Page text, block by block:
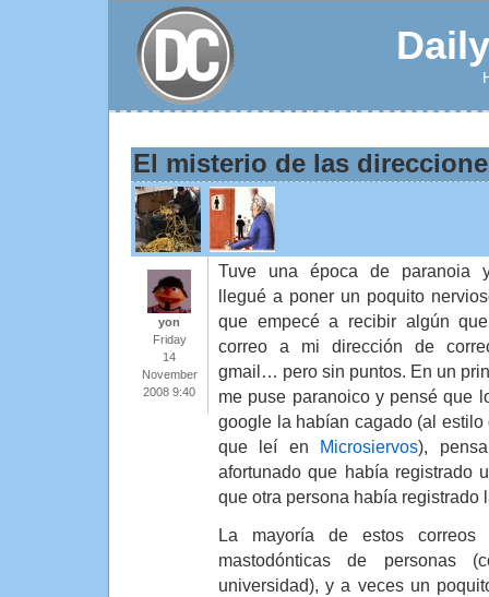
El misterio de las
yon
Friday
14
November
2008 9:40
Tuve una época de paranoia
llegué a poner un poquito
que empecé a recibir algún
correo a mi dirección de
gmail… pero sin puntos. En un
me puse paranoico y pensé que
google la habían cagado (al estilo
que leí en Microsiervos),
afortunado que había registrado
que otra persona había
La mayoría de estos
mastodónticas de personas
universidad), y a veces un